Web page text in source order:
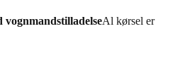
Al kørsel er